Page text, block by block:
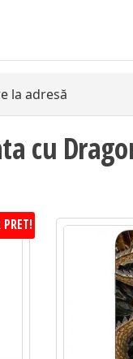
la adresă
cu
PRET!